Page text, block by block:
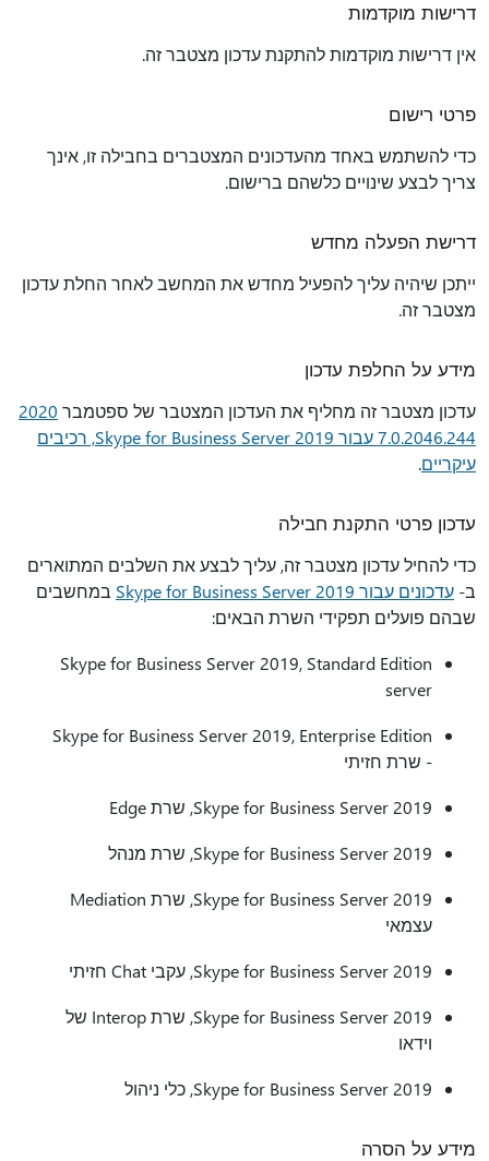
דרישות מוקדמות
אין דרישות מוקדמות להתקנת עדכון מצטבר זה.
פרטי רישום
כדי להשתמש באחד מהעדכונים המצטברים בחבילה זו, אינך
צריך לבצע שינויים כלשהם ברישום.
‏‏דרישת הפעלה מחדש
ייתכן שיהיה עליך להפעיל מחדש את המחשב לאחר החלת עדכון
מצטבר זה.
מידע על החלפת עדכון
עדכון מצטבר זה מחליף את העדכון המצטבר של ספטמבר 2020
7.0.2046.244 עבור Skype for Business Server 2019, רכיבים
עיקריים.
עדכון פרטי התקנת חבילה
כדי להחיל עדכון מצטבר זה, עליך לבצע את השלבים המתוארים
ב- עדכונים עבור Skype for Business Server 2019
במחשבים
שבהם פועלים תפקידי השרת הבאים:
Skype for Business Server 2019, Standard Edition
server
Skype for Business Server 2019, Enterprise Edition
- שרת חזיתי
Skype for Business Server 2019, שרת Edge
Skype for Business Server 2019, שרת מנהל
Skype for Business Server 2019, שרת Mediation
עצמאי
Skype for Business Server 2019, עקבי Chat חזיתי
Skype for Business Server 2019, שרת Interop של
וידאו
Skype for Business Server 2019, כלי ניהול
מידע על הסרה